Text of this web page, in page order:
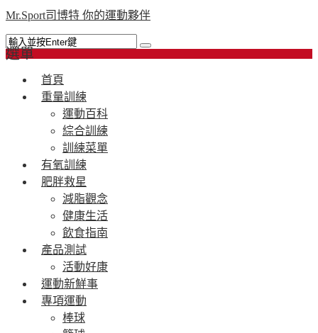
Mr.Sport司博特 你的運動夥伴
選單
首頁
重量訓練
運動百科
綜合訓練
訓練菜單
有氧訓練
肥胖救星
減脂觀念
健康生活
飲食指南
產品測試
活動好康
運動新鮮事
專項運動
棒球